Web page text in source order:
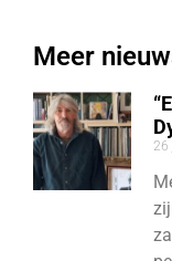
Meer
26